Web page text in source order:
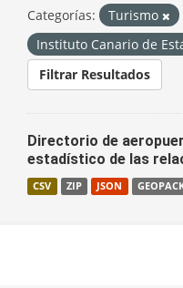
Categorías:
Turismo
Instituto Canario de
Filtrar Resultados
Directorio de
estadístico de las
CSV ZIP JSON